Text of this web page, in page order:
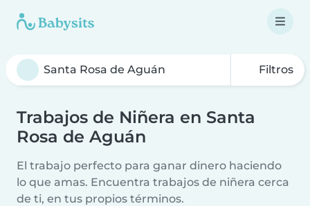
Filtros
Trabajos de Niñera en Santa
Rosa de Aguán
El trabajo perfecto para ganar dinero haciendo
lo que amas. Encuentra trabajos de niñera cerca
de ti, en tus propios términos.